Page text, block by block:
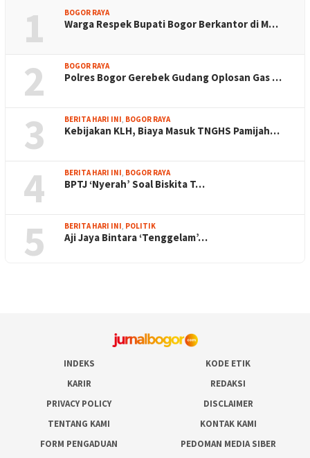
1 BOGOR RAYA
Warga Respek Bupati Bogor Berkantor di M…
2 BOGOR RAYA
Polres Bogor Gerebek Gudang Oplosan Gas …
3 BERITA HARI INI, BOGOR RAYA
Kebijakan KLH, Biaya Masuk TNGHS Pamijah…
4 BERITA HARI INI, BOGOR RAYA
BPTJ ‘Nyerah’ Soal Biskita T…
5 BERITA HARI INI, POLITIK
Aji Jaya Bintara ‘Tenggelam’…
INDEKS
KODE ETIK
KARIR
REDAKSI
PRIVACY POLICY
DISCLAIMER
TENTANG KAMI
KONTAK KAMI
FORM PENGADUAN
PEDOMAN MEDIA SIBER